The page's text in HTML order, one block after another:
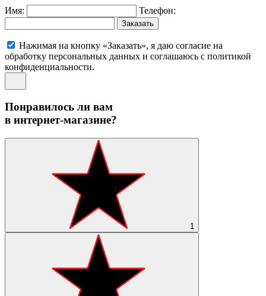
Имя: Телефон:
Заказать
Нажимая на кнопку «Заказать», я даю согласие на
обработку персональных данных и соглашаюсь c политикой
конфиденциальности.
Понравилось ли вам
в интернет-магазине?
1